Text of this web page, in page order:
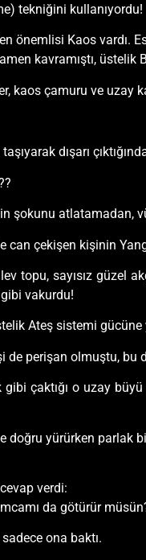
tekniğini kullanıyordu!
önemlisi Kaos vardı.
kavramıştı,
kaos çamuru ve uzay
dışarı
şokunu atlatamadan,
can çekişen kişinin
topu, sayısız güzel
vakurdu!
Ateş sistemi
de perişan olmuştu,
gibi çaktığı o uzay
doğru yürürken parlak
verdi:
da götürür
ona baktı.